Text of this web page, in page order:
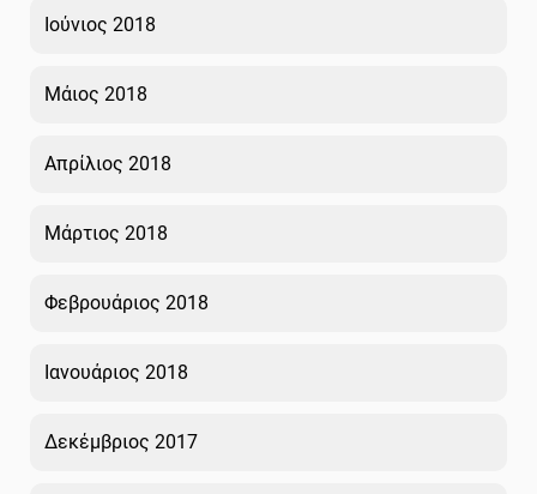
Ιούνιος 2018
Μάιος 2018
Απρίλιος 2018
Μάρτιος 2018
Φεβρουάριος 2018
Ιανουάριος 2018
Δεκέμβριος 2017